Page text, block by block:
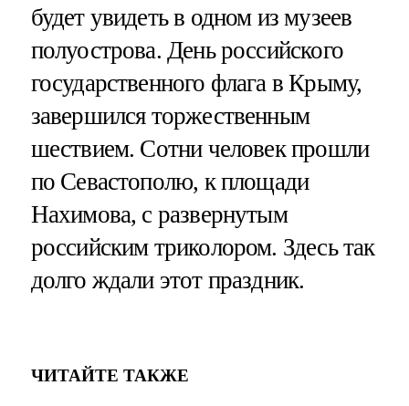
будет увидеть в одном из музеев
полуострова. День российского
государственного флага в Крыму,
завершился торжественным
шествием. Сотни человек прошли
по Севастополю, к площади
Нахимова, с развернутым
российским триколором. Здесь так
долго ждали этот праздник.
ЧИТАЙТЕ ТАКЖЕ